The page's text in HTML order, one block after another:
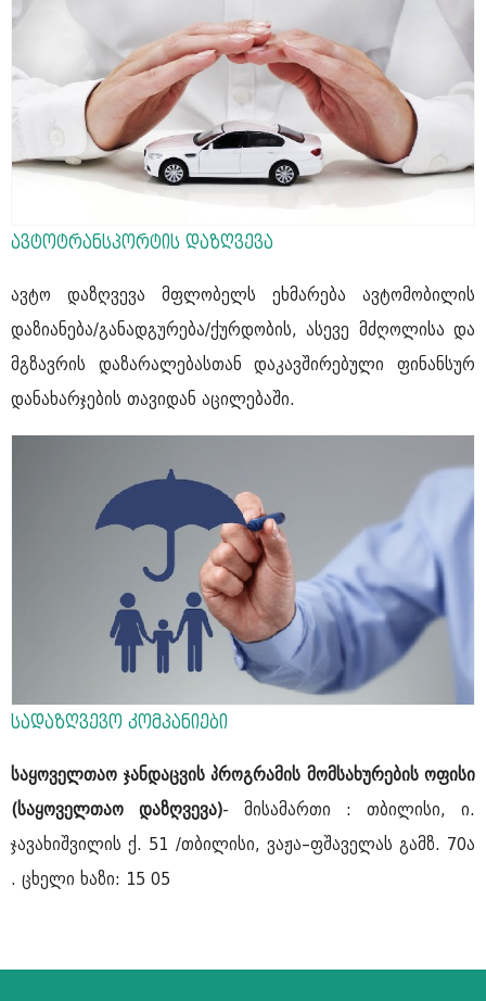
ავტოტრანსპორტის დაზღვევა
ავტო დაზღვევა მფლობელს ეხმარება ავტომობილის
დაზიანება/განადგურება/ქურდობის, ასევე მძღოლისა და
მგზავრის დაზარალებასთან დაკავშირებული ფინანსურ
დანახარჯების თავიდან აცილებაში.
სადაზღვევო კომპანიები
საყოველთაო ჯანდაცვის პროგრამის მომსახურების ოფისი
(საყოველთაო დაზღვევა)- მისამართი : თბილისი, ი.
ჯავახიშვილის ქ. 51 /თბილისი, ვაჟა–ფშაველას გამზ. 70ა
. ცხელი ხაზი: 15 05